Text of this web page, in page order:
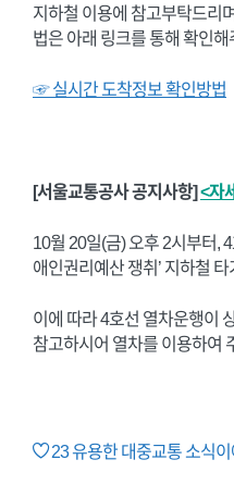
지하철 이용에 참고부탁드리
법은 아래 링크를 통해 확인해
☞ 실시간 도착정보 확인방법
[서울교통공사 공지사항] <자
10월 20일(금) 오후 2시부터,
애인권리예산 쟁취’ 지하철
이에 따라 4호선 열차운행이
참고하시어 열차를 이용하여
23유용한 대중교통 소식